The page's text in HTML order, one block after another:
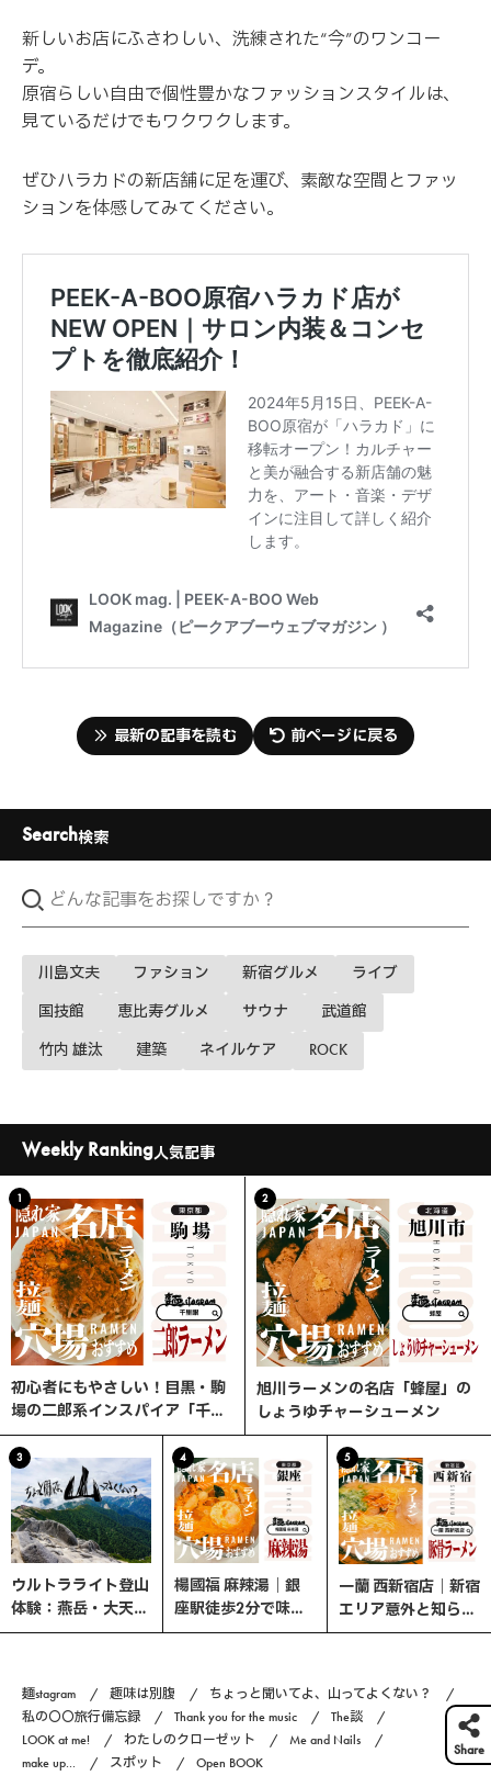
新しいお店にふさわしい、洗練された“今”のワンコー
デ。
原宿らしい自由で個性豊かなファッションスタイルは、
見ているだけでもワクワクします。
ぜひハラカドの新店舗に足を運び、素敵な空間とファッ
ションを体感してみてください。
最新の記事を読む 前ページに戻る
Search検索
川島文夫 ファション 新宿グルメ ライブ
国技館 恵比寿グルメ サウナ 武道館
竹内 雄汰 建築 ネイルケア ROCK
Weekly Ranking人気記事
1
初心者にもやさしい！目黒・駒
場の二郎系インスパイア「千里
眼」へ行ってみた
2
旭川ラーメンの名店「蜂屋」の
しょうゆチャーシューメン
3
ウルトラライト登山
体験：燕岳・大天井
岳・常念岳を縦走す
4
楊國福 麻辣湯｜銀
座駅徒歩2分で味わ
う、選べる楽しさ×
5
一蘭 西新宿店｜新宿
エリア意外と知らな
い、ここが穴場！
麺stagram 趣味は別腹
ちょっと聞いてよ、山ってよくない？
私の〇〇旅行備忘録
Thank you for the music
The談
LOOK at me!
わたしのクローゼット
Me and Nails
make up...
スポット Open BOOK
Share